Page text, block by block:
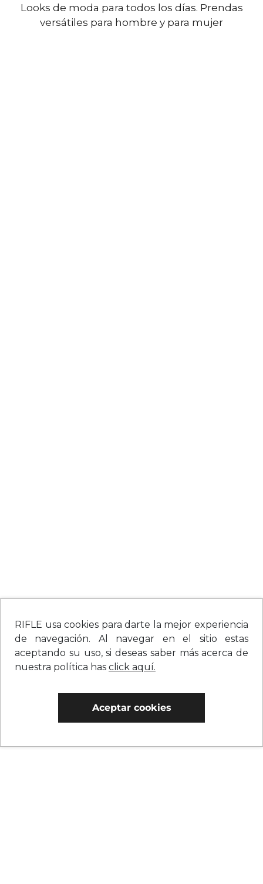
RIFLE usa cookies para darte la mejor experiencia
de navegación. Al navegar en el sitio estas
aceptando su uso, si deseas saber más acerca de
nuestra política has click aquí.
Aceptar cookies
Looks de moda para todos los días. Prendas
versátiles para hombre y para mujer